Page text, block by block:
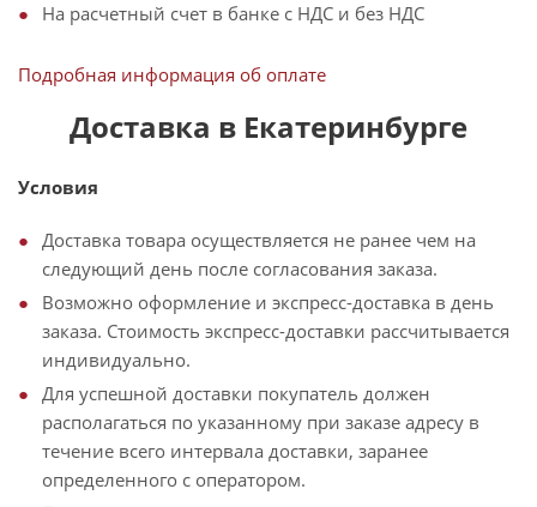
На расчетный счет в банке с НДС и без НДС
Подробная информация об оплате
Доставка в Екатеринбурге
Условия
Доставка товара осуществляется не ранее чем на
следующий день после согласования заказа.
Возможно оформление и экспресс-доставка в день
заказа. Стоимость экспресс-доставки рассчитывается
индивидуально.
Для успешной доставки покупатель должен
располагаться по указанному при заказе адресу в
течение всего интервала доставки, заранее
определенного с оператором.